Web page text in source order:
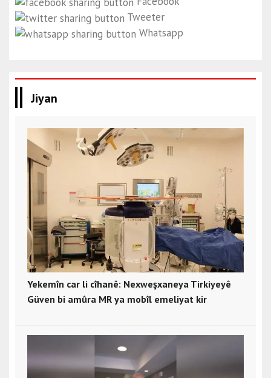
Tweeter
Whatsapp
Jiyan
Yekemîn car li cîhanê: Nexweşxaneya Tirkiyeyê
Güven bi amûra MR ya mobîl emeliyat kir